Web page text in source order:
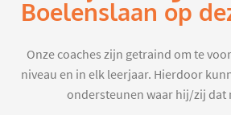
Boelenslaan op
Onze coaches zijn getraind om te
niveau en in elk leerjaar. Hierdoor
ondersteunen waar hij/zij dat